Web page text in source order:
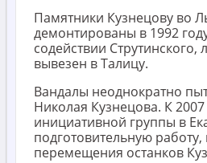
Памятники Кузнецову во
демонтированы в 1992
содействии
вывезен в Талицу.
Вандалы неоднократно
Николая Кузнецова. К 2007
инициативной группы в
подготовительную
перемещения останков